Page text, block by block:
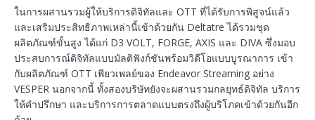
ในการผสานรวมผู้ให้บริการดิจิทัลและ OTT ที่ได้รับการพิสูจน์แล้ว
และเสริมประสิทธิภาพเหล่านี้เข้าด้วยกัน Deltatre ได้รวมชุด
ผลิตภัณฑ์ขั้นสูง ได้แก่ D3 VOLT, FORGE, AXIS และ DIVA ซึ่งมอบ
ประสบการณ์ดิจิทัลแบบมัลติฟังก์ชันพร้อมวิดีโอแบบบูรณาการ เข้า
กับผลิตภัณฑ์ OTT เพียวเพลย์ของ Endeavor Streaming อย่าง
VESPER นอกจากนี้ ทั้งสองบริษัทยังจะผสานรวมกลยุทธ์ดิจิทัล บริการ
ให้คำปรึกษา และบริการการตลาดแบบตรงถึงผู้บริโภคเข้าด้วยกันอีก